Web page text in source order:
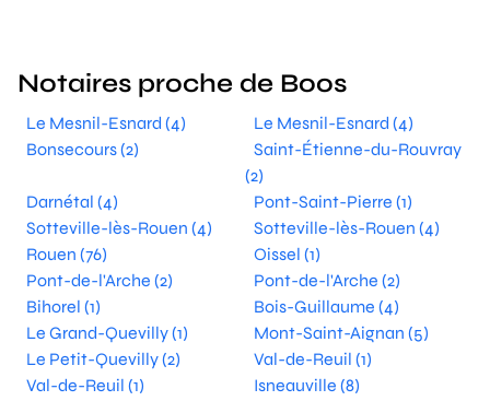
Notaires proche de Boos
Le Mesnil-Esnard (4)
Le Mesnil-Esnard (4)
Bonsecours (2)
Saint-Étienne-du-Rouvray
(2)
Darnétal (4)
Pont-Saint-Pierre (1)
Sotteville-lès-Rouen (4)
Sotteville-lès-Rouen (4)
Rouen (76)
Oissel (1)
Pont-de-l'Arche (2)
Pont-de-l'Arche (2)
Bihorel (1)
Bois-Guillaume (4)
Le Grand-Quevilly (1)
Mont-Saint-Aignan (5)
Le Petit-Quevilly (2)
Val-de-Reuil (1)
Val-de-Reuil (1)
Isneauville (8)